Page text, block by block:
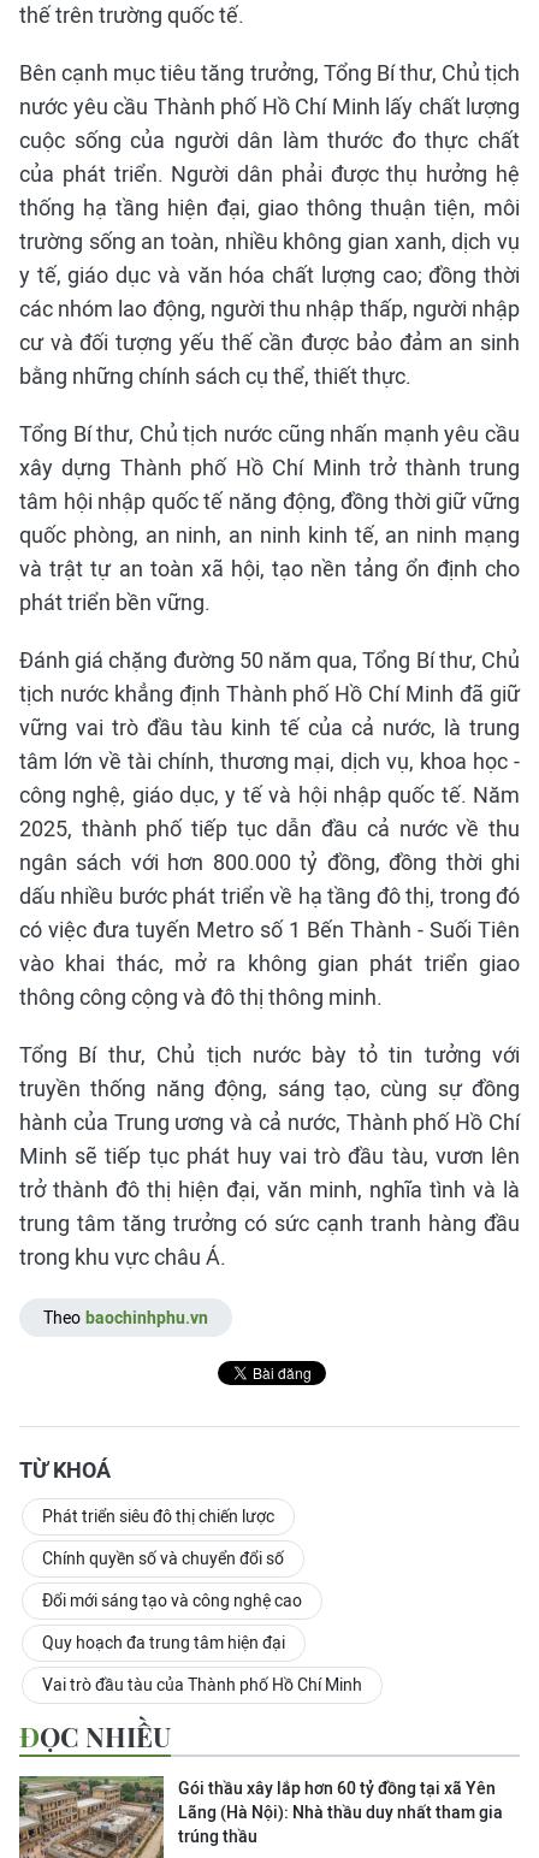
thế trên trường quốc tế.
Bên cạnh mục tiêu tăng trưởng, Tổng Bí thư, Chủ tịch
nước yêu cầu Thành phố Hồ Chí Minh lấy chất lượng
cuộc sống của người dân làm thước đo thực chất
của phát triển. Người dân phải được thụ hưởng hệ
thống hạ tầng hiện đại, giao thông thuận tiện, môi
trường sống an toàn, nhiều không gian xanh, dịch vụ
y tế, giáo dục và văn hóa chất lượng cao; đồng thời
các nhóm lao động, người thu nhập thấp, người nhập
cư và đối tượng yếu thế cần được bảo đảm an sinh
bằng những chính sách cụ thể, thiết thực.
Tổng Bí thư, Chủ tịch nước cũng nhấn mạnh yêu cầu
xây dựng Thành phố Hồ Chí Minh trở thành trung
tâm hội nhập quốc tế năng động, đồng thời giữ vững
quốc phòng, an ninh, an ninh kinh tế, an ninh mạng
và trật tự an toàn xã hội, tạo nền tảng ổn định cho
phát triển bền vững.
Đánh giá chặng đường 50 năm qua, Tổng Bí thư, Chủ
tịch nước khẳng định Thành phố Hồ Chí Minh đã giữ
vững vai trò đầu tàu kinh tế của cả nước, là trung
tâm lớn về tài chính, thương mại, dịch vụ, khoa học -
công nghệ, giáo dục, y tế và hội nhập quốc tế. Năm
2025, thành phố tiếp tục dẫn đầu cả nước về thu
ngân sách với hơn 800.000 tỷ đồng, đồng thời ghi
dấu nhiều bước phát triển về hạ tầng đô thị, trong đó
có việc đưa tuyến Metro số 1 Bến Thành - Suối Tiên
vào khai thác, mở ra không gian phát triển giao
thông công cộng và đô thị thông minh.
Tổng Bí thư, Chủ tịch nước bày tỏ tin tưởng với
truyền thống năng động, sáng tạo, cùng sự đồng
hành của Trung ương và cả nước, Thành phố Hồ Chí
Minh sẽ tiếp tục phát huy vai trò đầu tàu, vươn lên
trở thành đô thị hiện đại, văn minh, nghĩa tình và là
trung tâm tăng trưởng có sức cạnh tranh hàng đầu
trong khu vực châu Á.
Theo baochinhphu.vn
TỪ KHOÁ
Phát triển siêu đô thị chiến lược
Chính quyền số và chuyển đổi số
Đổi mới sáng tạo và công nghệ cao
Quy hoạch đa trung tâm hiện đại
Vai trò đầu tàu của Thành phố Hồ Chí Minh
ĐỌC NHIỀU
Gói thầu xây lắp hơn 60 tỷ đồng tại xã Yên
Lãng (Hà Nội): Nhà thầu duy nhất tham gia
trúng thầu